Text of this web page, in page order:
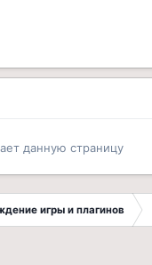
данную страницу
игры и плагинов